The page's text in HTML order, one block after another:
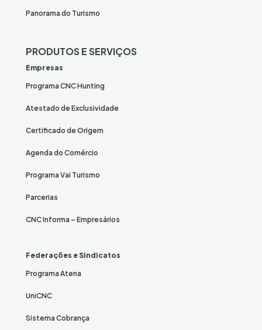
Panorama do Turismo
PRODUTOS E SERVIÇOS
Empresas
Programa CNC Hunting
Atestado de Exclusividade
Certificado de Origem
Agenda do Comércio
Programa Vai Turismo
Parcerias
CNC Informa – Empresários
Federações e Sindicatos
Programa Atena
UniCNC
Sistema Cobrança